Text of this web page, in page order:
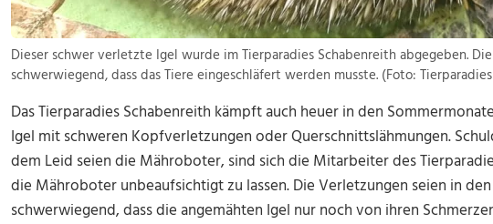
Dieser schwer verletzte Igel wurde im Tierparadies Schabenreith abgegeben.
schwerwiegend, dass das Tiere eingeschläfert werden musste. (Foto:
Das Tierparadies Schabenreith kämpft auch heuer in den
Igel mit schweren Kopfverletzungen oder Querschnittslähmungen.
dem Leid seien die Mähroboter, sind sich die Mitarbeiter des
die Mähroboter unbeaufsichtigt zu lassen. Die Verletzungen seien in
schwerwiegend, dass die angemähten Igel nur noch von ihren